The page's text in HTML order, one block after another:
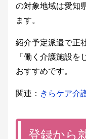
の対象地域は愛知
ます。
紹介予定派遣で正
「働く介護施設を
おすすめです。
関連： きらケア介
登録から